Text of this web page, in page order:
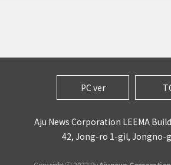
PC ver
Aju News Corporation LEEMA
42, Jong-ro 1-gil, Jongno-